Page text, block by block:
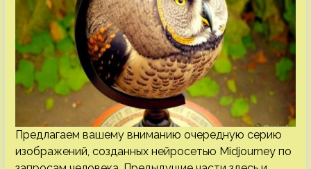
Предлагаем вашему вниманию очередную серию
изображений, созданных нейросетью Midjourney по